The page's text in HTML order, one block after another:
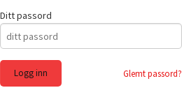
Ditt passord
Glemt passord?